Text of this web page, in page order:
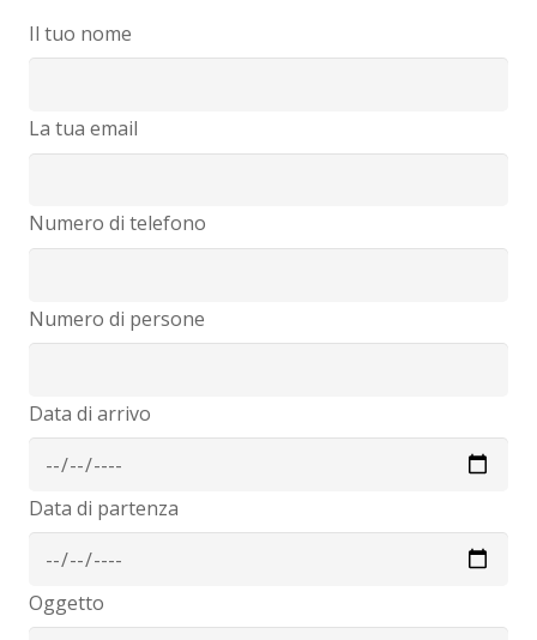
Il tuo nome
La tua email
Numero di telefono
Numero di persone
Data di arrivo
Data di partenza
Oggetto